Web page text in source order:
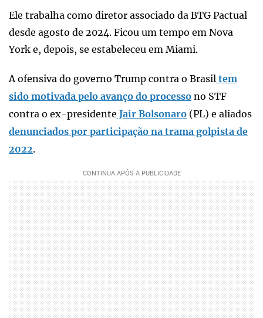
Ele trabalha como diretor associado da BTG Pactual
desde agosto de 2024. Ficou um tempo em Nova
York e, depois, se estabeleceu em Miami.
A ofensiva do governo Trump contra o Brasil tem
sido motivada pelo avanço do processo no STF
contra o ex-presidente Jair Bolsonaro (PL) e aliados
denunciados por participação na trama golpista de
2022.